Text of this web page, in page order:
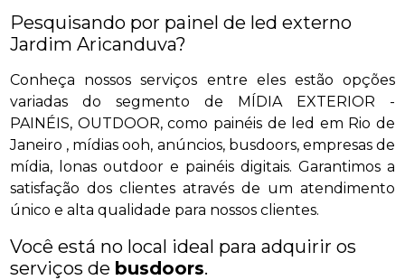
Pesquisando por painel de led externo
Jardim Aricanduva?
Conheça nossos serviços entre eles estão opções
variadas do segmento de MÍDIA EXTERIOR -
PAINÉIS, OUTDOOR, como painéis de led em Rio de
Janeiro , mídias ooh, anúncios, busdoors, empresas de
mídia, lonas outdoor e painéis digitais. Garantimos a
satisfação dos clientes através de um atendimento
único e alta qualidade para nossos clientes.
Você está no local ideal para adquirir os
serviços de busdoors.